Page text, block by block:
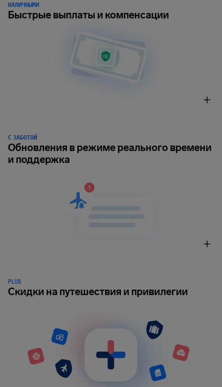
НАЛИЧНЫМИ
Быстрые выплаты и компенсации
С ЗАБОТОЙ
Обновления в режиме реального времени
и поддержка
PLUS
Скидки на путешествия и привилегии